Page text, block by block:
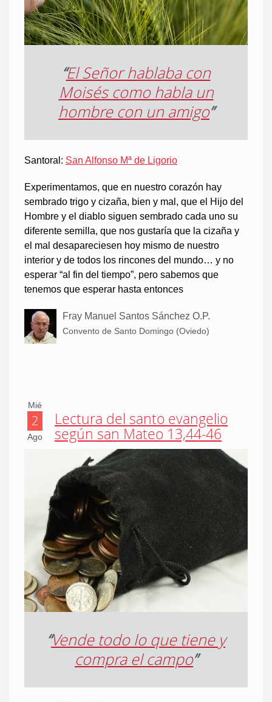
“El Señor hablaba con
Moisés como habla un
hombre con un amigo”
Santoral: San Alfonso Mª de Ligorio
Experimentamos, que en nuestro corazón hay
sembrado trigo y cizaña, bien y mal, que el Hijo del
Hombre y el diablo siguen sembrado cada uno su
diferente semilla, que nos gustaría que la cizaña y
el mal desapareciesen hoy mismo de nuestro
interior y de todos los rincones del mundo… y no
esperar “al fin del tiempo”, pero sabemos que
tenemos que esperar hasta entonces
Fray Manuel Santos Sánchez O.P.
Convento de Santo Domingo (Oviedo)
Mié
2
Ago
Lectura del santo evangelio
según san Mateo 13,44-46
“Vende todo lo que tiene y
compra el campo”